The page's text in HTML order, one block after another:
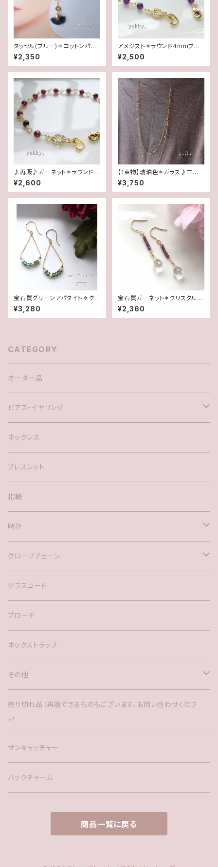
タッセル(ブルー)✽コットンパー
ル✽スワロフスキー(ピアス/イヤ
リング)
¥2,350
アメジスト＊ラウンド4mmブレ
スレット
¥2,500
♪再販♪ガーネット＊ラウンド4
mmブレスレット
¥2,600
【1点物】琥珀色＊ガラス♪二連
ロングネックレス
¥3,750
宝石質グリーンアパタイト✽クリ
スタル・グリッター14kgfピアス/
イヤリング
¥3,280
宝石質ガーネット＊クリスタルド
ロップ＊14kgfピアス/イヤリン
グ
¥2,360
CATEGORY
オーダー品
ピアス・イヤリング
silver925
アメリカン
ポスト
ネックレス
ブレスレット
指輪
時計
バックチャーム
ネックレス
グローブチェーン
バックチャーム
グラスコード
ブローチ
ネックストラップ
その他
バックチャーム
時計
サンキャッチャー
売り切れ品（再販できるものもございます。お問い合わせくださ
い
サンキャッチャー
バックチャーム
商品一覧に戻る